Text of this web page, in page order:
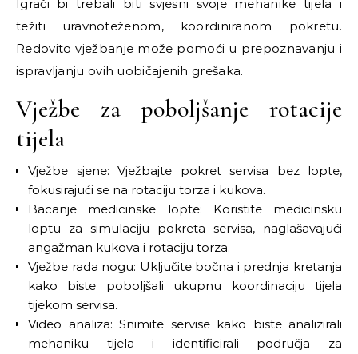
Igrači bi trebali biti svjesni svoje mehanike tijela i
težiti uravnoteženom, koordiniranom pokretu.
Redovito vježbanje može pomoći u prepoznavanju i
ispravljanju ovih uobičajenih grešaka.
Vježbe za poboljšanje rotacije
tijela
Vježbe sjene: Vježbajte pokret servisa bez lopte,
fokusirajući se na rotaciju torza i kukova.
Bacanje medicinske lopte: Koristite medicinsku
loptu za simulaciju pokreta servisa, naglašavajući
angažman kukova i rotaciju torza.
Vježbe rada nogu: Uključite bočna i prednja kretanja
kako biste poboljšali ukupnu koordinaciju tijela
tijekom servisa.
Video analiza: Snimite servise kako biste analizirali
mehaniku tijela i identificirali područja za